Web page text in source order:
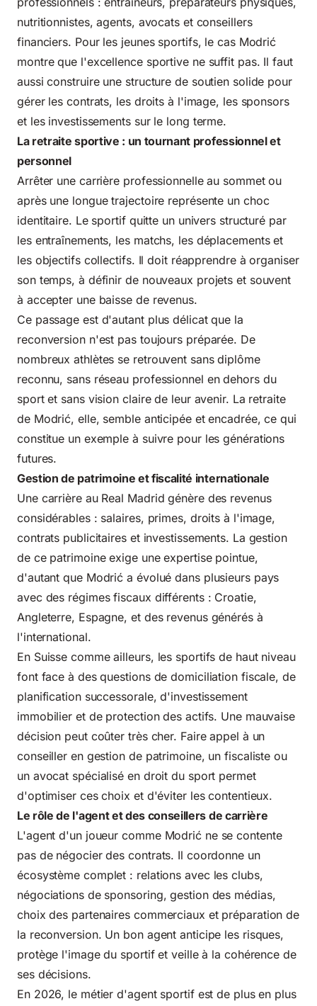
nutritionnistes, agents, avocats et conseillers
financiers. Pour les jeunes sportifs, le cas Modrić
montre que l'excellence sportive ne suffit pas. Il faut
aussi construire une structure de soutien solide pour
gérer les contrats, les droits à l'image, les sponsors
et les investissements sur le long terme.
La retraite sportive : un tournant professionnel et
personnel
Arrêter une carrière professionnelle au sommet ou
après une longue trajectoire représente un choc
identitaire. Le sportif quitte un univers structuré par
les entraînements, les matchs, les déplacements et
les objectifs collectifs. Il doit réapprendre à organiser
son temps, à définir de nouveaux projets et souvent
à accepter une baisse de revenus.
Ce passage est d'autant plus délicat que la
reconversion n'est pas toujours préparée. De
nombreux athlètes se retrouvent sans diplôme
reconnu, sans réseau professionnel en dehors du
sport et sans vision claire de leur avenir. La retraite
de Modrić, elle, semble anticipée et encadrée, ce qui
constitue un exemple à suivre pour les générations
futures.
Gestion de patrimoine et fiscalité internationale
Une carrière au Real Madrid génère des revenus
considérables : salaires, primes, droits à l'image,
contrats publicitaires et investissements. La gestion
de ce patrimoine exige une expertise pointue,
d'autant que Modrić a évolué dans plusieurs pays
avec des régimes fiscaux différents : Croatie,
Angleterre, Espagne, et des revenus générés à
l'international.
En Suisse comme ailleurs, les sportifs de haut niveau
font face à des questions de domiciliation fiscale, de
planification successorale, d'investissement
immobilier et de protection des actifs. Une mauvaise
décision peut coûter très cher. Faire appel à un
conseiller en gestion de patrimoine, un fiscaliste ou
un avocat spécialisé en droit du sport permet
d'optimiser ces choix et d'éviter les contentieux.
Le rôle de l'agent et des conseillers de carrière
L'agent d'un joueur comme Modrić ne se contente
pas de négocier des contrats. Il coordonne un
écosystème complet : relations avec les clubs,
négociations de sponsoring, gestion des médias,
choix des partenaires commerciaux et préparation de
la reconversion. Un bon agent anticipe les risques,
protège l'image du sportif et veille à la cohérence de
ses décisions.
En 2026, le métier d'agent sportif est de plus en plus